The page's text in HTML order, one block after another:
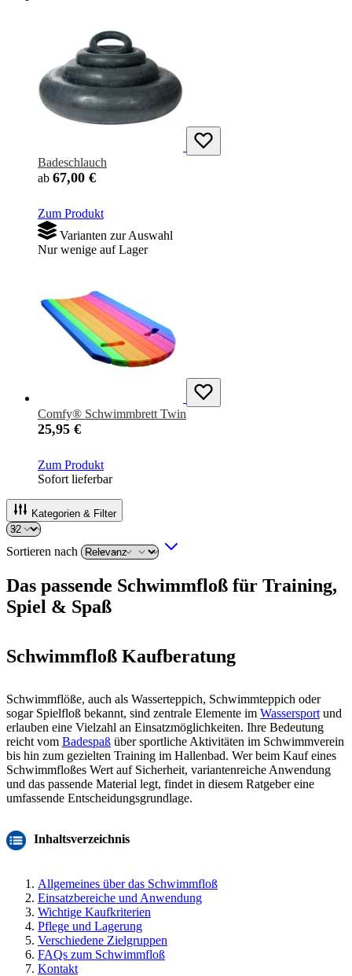
Badeschlauch
ab 67,00 €
Zum Produkt
Varianten zur Auswahl
Nur wenige auf Lager
Comfy® Schwimmbrett Twin
25,95 €
Zum Produkt
Sofort lieferbar
Kategorien & Filter
Sortieren nach
Das passende Schwimmfloß für Training,
Spiel & Spaß
Schwimmfloß Kaufberatung
Schwimmflöße, auch als Wasserteppich, Schwimmteppich oder
sogar Spielfloß bekannt, sind zentrale Elemente im Wassersport und
erlauben eine Vielzahl an Einsatzmöglichkeiten. Ihre Bedeutung
reicht vom Badespaß über sportliche Aktivitäten im Schwimmverein
bis hin zum gezielten Training im Hallenbad. Wer beim Kauf eines
Schwimmfloßes Wert auf Sicherheit, variantenreiche Anwendung
und das passende Material legt, findet in diesem Ratgeber eine
umfassende Entscheidungsgrundlage.
Inhaltsverzeichnis
Allgemeines über das Schwimmfloß
Einsatzbereiche und Anwendung
Wichtige Kaufkriterien
Pflege und Lagerung
Verschiedene Zielgruppen
FAQs zum Schwimmfloß
Kontakt